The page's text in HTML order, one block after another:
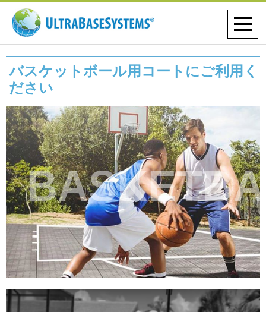
バスケットボール用コートにご利用く
ださい